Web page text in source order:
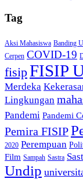
Tag
Aksi Mahasiswa Banding
Cerpen COVID-19
fisipFISIP
Merdeka
Lingkungan
Pandemi Pandemi
Pemira FISIP
2020 Perempuan
Film Sampah Sastra
Undip